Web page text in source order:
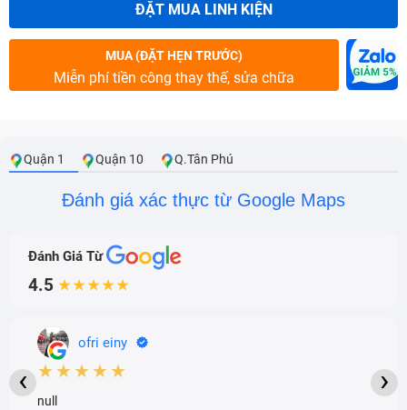
ĐẶT MUA LINH KIỆN
MUA (ĐẶT HẸN TRƯỚC)
Miễn phí tiền công thay thế, sửa chữa
Quận 1 Quận 10 Q.Tân Phú
Đánh giá xác thực từ Google Maps
Đánh Giá Từ
4.5 ★★★★★
ofri einy
★★★★★
null
‹ ›